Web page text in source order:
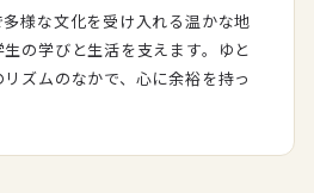
様な文化を受け入れる温かな地
の学びと生活を支えます。ゆと
ズムのなかで、心に余裕を持っ